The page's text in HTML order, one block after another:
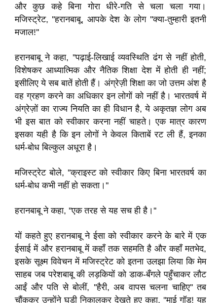
और कुछ कहे बिना गोरा धीरे-गति से चला चला गया।
मजिस्ट्रेट, ''हरानबाबू, आपके देश के लोग ''क्या-तुम्हारी इतनी
मजाल!''
हरानबाबू ने कहा, ''पढ़ाई-लिखाई व्यवस्थिति ढंग से नहीं होती,
विशेषकर आध्‍यात्मिक और नैतिक शिक्षा देश में होती ही नहीं;
इसीलिए ये सब बातें होती हैं। अंग्रेज़ी शिक्षा का जो उत्तम अंश है
वह ग्रहण करने का अधिकार इन लोगों को नहीं है। भारतवर्ष में
अंग्रेज़ों का राज्य नियति का ही विधान है, ये अकृतज्ञ लोग अब
भी इस बात को स्वीकार करना नहीं चाहते। एक मात्र कारण
इसका यही है कि इन लोगों ने केवल किताबें रट ली हैं, इनका
धर्म-बोध बिल्‍कुल अधूरा है।
मजिस्ट्रेट बोले, ''क्राइस्ट को स्वीकार किए बिना भारतवर्ष का
धर्म-बोध कभी नहीं हो सकता।''
हरानबाबू ने कहा, ''एक तरह से यह सच ही है।''
यों कहते हुए हरानबाबू ने ईसा को स्वीकार करने के बारे में एक
ईसाई में और हरानबाबू में कहाँ तक सहमति है और कहाँ मतभेद,
इसके सूक्ष्म विवेचन में मजिस्ट्रेट को इतना उलझा लिया कि मेम
साहब जब परेशबाबू की लड़कियों को डाक-बँगले पहुँचाकर लौट
आईं और पति से बोलीं, ''हैरी, अब वापस चलना चाहिए'' तब
चौंककर उन्होंने घड़ी निकालकर देखते हुए कहा, ''माई गॉड! यह